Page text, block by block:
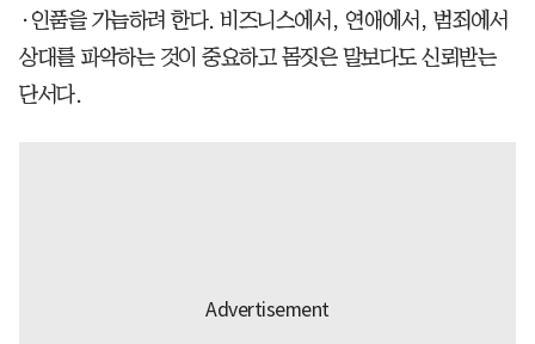
·인품을 가늠하려 한다. 비즈니스에서, 연애에서, 범죄에서
상대를 파악하는 것이 중요하고 몸짓은 말보다도 신뢰받는
단서다.